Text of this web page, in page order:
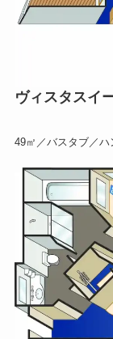
ヴィスタスイ
49㎡／バスタブ／